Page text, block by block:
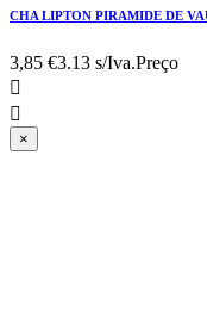
CHA LIPTON PIRAMIDE DE
3,85 €3.13 s/Iva.Preço


×